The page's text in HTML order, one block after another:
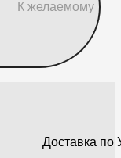
К желаемому
Доставка по